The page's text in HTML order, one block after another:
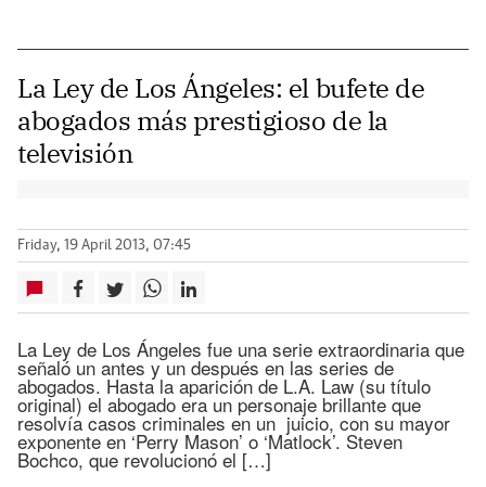
La Ley de Los Ángeles: el bufete de
abogados más prestigioso de la
televisión
Friday, 19 April 2013, 07:45
La Ley de Los Ángeles fue una serie extraordinaria que
señaló un antes y un después en las series de
abogados. Hasta la aparición de L.A. Law (su título
original) el abogado era un personaje brillante que
resolvía casos criminales en un juicio, con su mayor
exponente en ‘Perry Mason’ o ‘Matlock’. Steven
Bochco, que revolucionó el […]